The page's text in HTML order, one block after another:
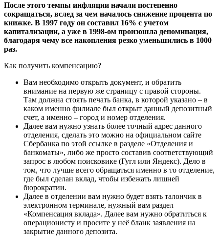
После этого темпы инфляции начали постепенно
сокращаться, вслед за чем началось снижение процента по
книжке. В 1997 году он составил 16% с учетом
капитализации, а уже в 1998-ом произошла деноминация,
благодаря чему все накопления резко уменьшились в 1000
раз.
Как получить компенсацию?
Вам необходимо открыть документ, и обратить
внимание на первую же страницу с правой стороны.
Там должна стоять печать банка, в которой указано – в
каком именно филиале был открыт данный депозитный
счет, а именно – город и номер отделения.
Далее вам нужно узнать более точный адрес данного
отделения, сделать это можно на официальном сайте
Сбербанка по этой ссылке в разделе «Отделения и
банкоматы», либо же просто составив соответствующий
запрос в любом поисковике (Гугл или Яндекс). Дело в
том, что лучше всего обращаться именно в то отделение,
где был сделан вклад, чтобы избежать лишней
бюрократии.
Далее в отделении вам нужно будет взять талончик в
электронном терминале, нужный вам раздел
«Компенсация вклада». Далее вам нужно обратиться к
операционисту и просите у неё бланк заявления на
закрытие данного депозита.